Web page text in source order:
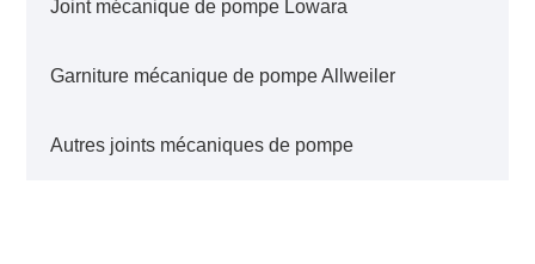
Joint mécanique de pompe Lowara
Garniture mécanique de pompe Allweiler
Autres joints mécaniques de pompe